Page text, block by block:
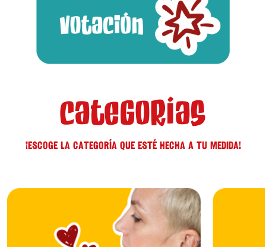
CATEGORÍAS
¡ESCOGE LA CATEGORÍA QUE ESTÉ HECHA A TU MEDIDA!